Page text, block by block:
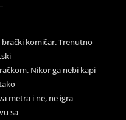
komičar. Trenutno
Nikor ga nebi kapi
metra i ne, ne igra
sa